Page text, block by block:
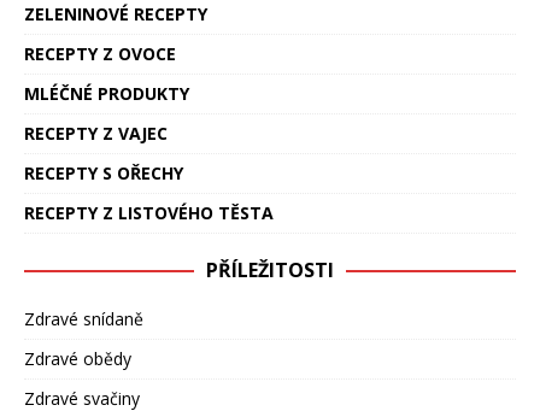
ZELENINOVÉ RECEPTY
RECEPTY Z OVOCE
MLÉČNÉ PRODUKTY
RECEPTY Z VAJEC
RECEPTY S OŘECHY
RECEPTY Z LISTOVÉHO TĚSTA
PŘÍLEŽITOSTI
Zdravé snídaně
Zdravé obědy
Zdravé svačiny